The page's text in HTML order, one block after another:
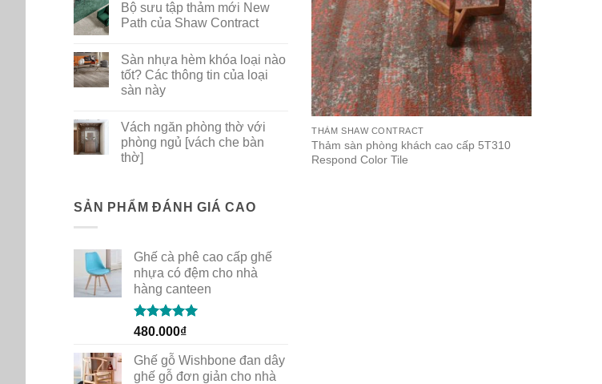
on
Báo
giá
PP
dùng
cho
gia
cafe
Bộ sưu tập thảm mới New
Path của Shaw Contract
on
Bộ
sưu
tập
New
Path
của
Shaw
Contract
Sàn nhựa hèm khóa loại nào
tốt? Các thông tin của loại
sàn này
on
Sàn
nhựa
hèm
tốt?
Các
loại
sàn
Vách ngăn phòng thờ với
phòng ngủ [vách che bàn
thờ]
Vách
phòng
ngủ
[vách
bàn
thờ]
SẢN PHẨM ĐÁNH GIÁ CAO
Ghế cà phê cao cấp ghế
nhựa có đệm cho nhà
hàng canteen
Rated5.00
480.000₫
Ghế gỗ Wishbone đan dây
ghế gỗ đơn giản cho nhà
THẢM SHAW CONTRACT
Thảm sàn phòng khách cao cấp 5T310
Respond Color Tile